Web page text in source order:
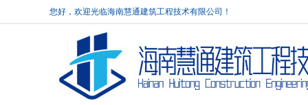
您好，欢迎光临海南慧通建筑工程技术有限公司！